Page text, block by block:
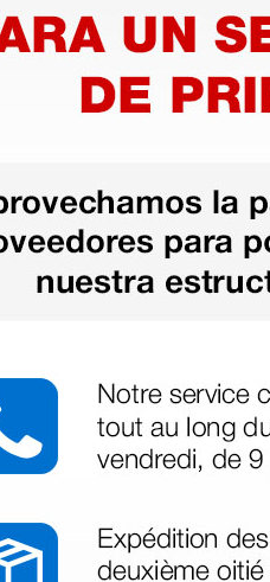
que ya